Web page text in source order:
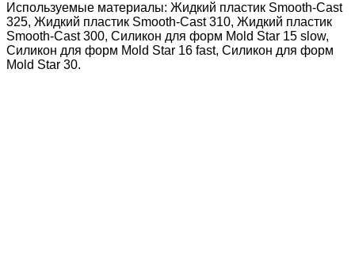
Используемые материалы: Жидкий пластик Smooth-Cast
325, Жидкий пластик Smooth-Cast 310, Жидкий пластик
Smooth-Cast 300, Силикон для форм Mold Star 15 slow,
Силикон для форм Mold Star 16 fast, Силикон для форм
Mold Star 30.